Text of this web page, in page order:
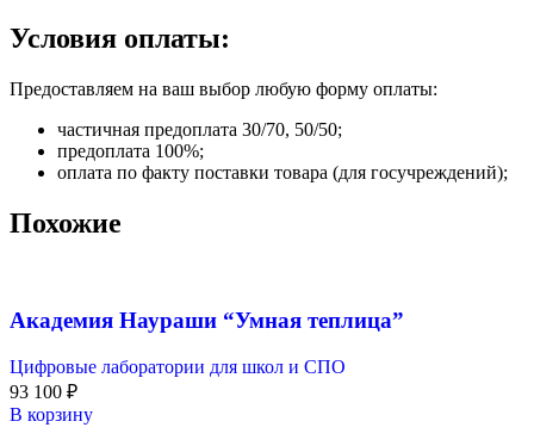
Условия оплаты:
Предоставляем на ваш выбор любую форму оплаты:
частичная предоплата 30/70, 50/50;
предоплата 100%;
оплата по факту поставки товара (для госучреждений);
Похожие
Академия Наураши “Умная теплица”
Цифровые лаборатории для школ и СПО
93 100 ₽
В корзину